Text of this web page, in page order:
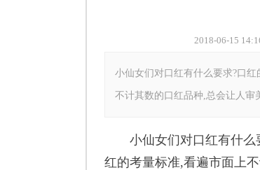
2018-06-15
小仙女们对口红有什么要求?口
不计其数的口红品种,总会让人审
小仙女们对口红有什么
红的考量标准,看遍市面上